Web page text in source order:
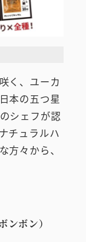
く、ユーカ
本の五つ星
シェフが認
チュラルハ
方々から、
ボン）